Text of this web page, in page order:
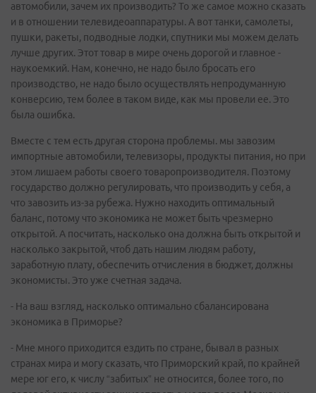
автомобили, зачем их производить? То же самое можно сказать
и в отношении телевидеоаппаратуры. А вот танки, самолеты,
пушки, ракеты, подводные лодки, спутники мы можем делать
лучше других. Этот товар в мире очень дорогой и главное -
наукоемкий. Нам, конечно, не надо было бросать его
производство, не надо было осуществлять непродуманную
конверсию, тем более в таком виде, как мы провели ее. Это
была ошибка.
Вместе с тем есть другая сторона проблемы. мы завозим
импортные автомобили, телевизоры, продукты питания, но при
этом лишаем работы своего товаропроизводителя. Поэтому
государство должно регулировать, что производить у себя, а
что завозить из-за рубежа. Нужно находить оптимальный
баланс, потому что экономика не может быть чрезмерно
открытой. А посчитать, насколько она должна быть открытой и
насколько закрытой, чтоб дать нашим людям работу,
заработную плату, обеспечить отчисления в бюджет, должны
экономисты. Это уже счетная задача.
- На ваш взгляд, насколько оптимально сбалансирована
экономика в Приморье?
- Мне много приходится ездить по стране, бывал в разных
странах мира и могу сказать, что Приморский край, по крайней
мере юг его, к числу “забитых” не относится, более того, по